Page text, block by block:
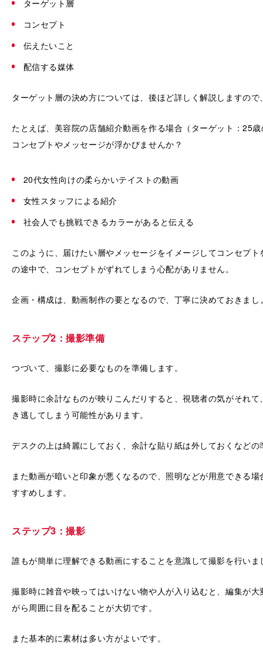
ターゲット層
コンセプト
伝えたいこと
配信する媒体
ターゲット層の決め方については、後ほど詳しく解説しますの
たとえば、美容院の店舗紹介動画を作る場合（ターゲット：25
コンセプトやメッセージが浮かびませんか？
20代女性向けの柔らかいテイストの動画
女性スタッフによる紹介
社会人でも挑戦できるカラーがあると伝える
このように、届けたい層やメッセージをイメージしてコンセプ
の途中で、コンセプトがずれてしまう心配がありません。
企画・構成は、動画制作の要となるので、丁寧に決めておきまし
ステップ2：撮影準備
つづいて、撮影に必要なものを準備します。
撮影時に余計なものが映りこんだりすると、視聴者の気がそれ
き逃してしまう可能性があります。
デスクの上は綺麗にしておく、余計な貼り紙は外しておくなど
また動画が暗いと印象が悪くなるので、照明などが用意できる
すすめします。
ステップ3：撮影
誰もが簡単に理解できる動画にすることを意識して撮影を行いま
撮影時に雑音や映ってはいけない物や人が入り込むと、編集が
がら周囲に目を配ることが大切です。
また基本的に素材は多い方がよいです。